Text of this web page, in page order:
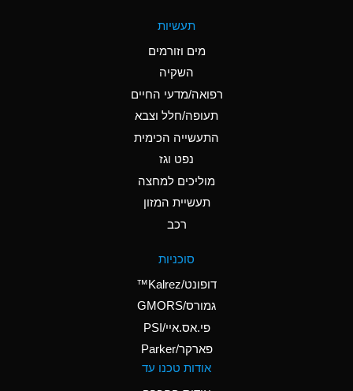
Ammonium Hydroxide
B
Ammonium Nitrate
Ammonium Nitrite
Ammonium Persulfate
Ammonium Phosphate
A
Ammonium Sulfate
B
תעשיות
מים וזורמים
השקיה
רפואה/מדעי החיים
תעופה/חלל וצבא
התעשייה הכימית
נפט וגז
מוליכים למחצה
תעשיית המזון
רכב
סוכניות
דופונט/Kalrez™
גמורס/GMORS
פי.אס.איי/PSI
פארקר/Parker
אודות טכנו עד